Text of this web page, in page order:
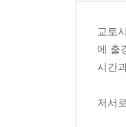
교토
에 출
시간
저서